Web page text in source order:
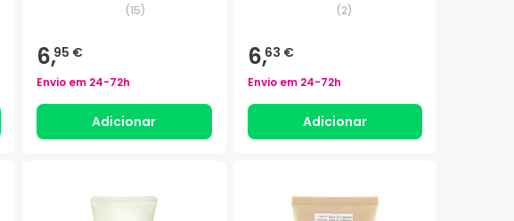
(15)
6,95 €
Envio em 24-72h
Adicionar
(2)
6,63 €
Envio em 24-72h
Adicionar